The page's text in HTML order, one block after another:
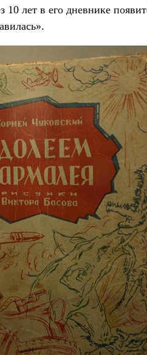
лет в его дневнике